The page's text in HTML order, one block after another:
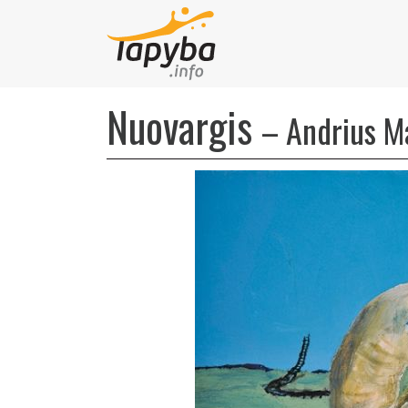
Nuovargis –Andrius